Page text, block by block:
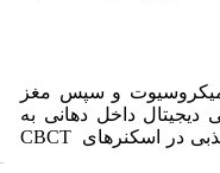
میزان4997 میکروسیوت و سپس مغز
داخل دهانی به
در اسکنرهای CBCT